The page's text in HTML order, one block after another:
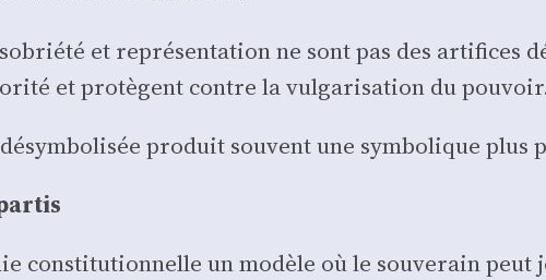
et repré­sen­ta­tion ne sont pas des arti­fices
et pro­tègent contre la vul­ga­ri­sa­tion du
pro­duit sou­vent une sym­bo­lique plus
consti­tu­tion­nelle un modèle où le sou­ve­rain